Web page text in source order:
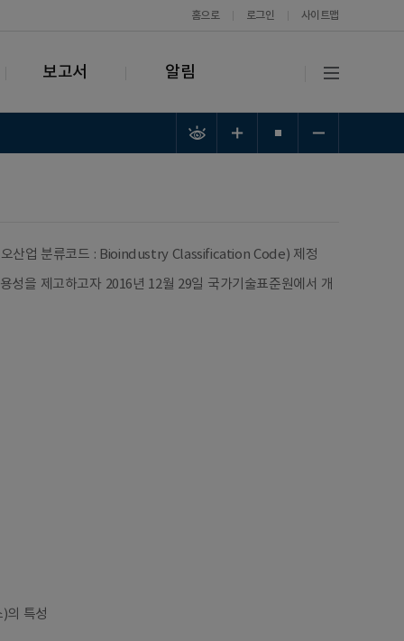
홈으로 로그인 사이트맵
보고서 알림
산업 분류코드 : Bioindustry Classification Code) 제정
성을 제고하고자 2016년 12월 29일 국가기술표준원에서 개
의 특성